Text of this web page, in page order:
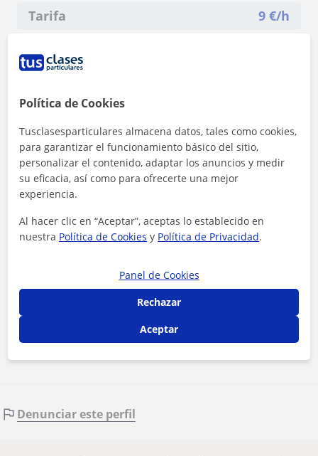
Tarifa 9 €/h
Al hacer clic, aceptas nuestroaviso legaly deprivacidad
Contactar ahora
Denunciar este perfil
Política de Cookies
Tusclasesparticulares almacena datos, tales como cookies,
para garantizar el funcionamiento básico del sitio,
personalizar el contenido, adaptar los anuncios y medir
su eficacia, así como para ofrecerte una mejor
experiencia.
Al hacer clic en “Aceptar”, aceptas lo establecido en
nuestra Política de Cookies y Política de Privacidad.
Panel de Cookies
Rechazar
Aceptar